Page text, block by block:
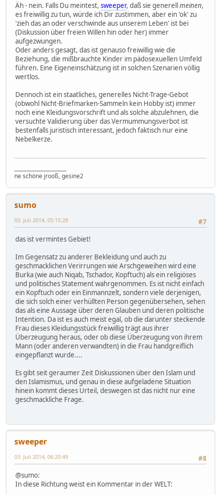
Äh - nein. Falls Du meintest, sweeper, daß sie generellmeinen,
es freiwillig zu tun, würde ich Dir zustimmen, aber ein 'ok' zu
'zieh das an oder verschwinde aus unserem Leben' ist bei
(Diskussion über freien Willen hin oder her) immer
aufgezwungen.
Oder anders gesagt, das ist genauso freiwillig wie die
Beziehung, die mißbrauchte Kinder im pädosexuellen Umfeld
führen. Eine Eigeneinschätzung ist in solchen Szenarien völlig
wertlos.
Dennoch ist ein staatliches, generelles Nicht-Trage-Gebot
(obwohl Nicht-Briefmarken-Sammeln kein Hobby ist) immer
noch eine Kleidungsvorschrift und als solche abzulehnen, die
versuchte Validierung über das Vermummungsverbot ist
bestenfalls juristisch interessant, jedoch faktisch nur eine
Nebelkerze.
ne schöne jrooß, gesine2
sumo
#7
03. Juli 2014, 05:15:28
das ist vermintes Gebiet!
Im Gegensatz zu anderer Bekleidung und auch zu
geschmacklichen Verirrungen wie Arschgeweihen wird eine
Burka (wie auch Niqab, Tschador, Kopftuch) als ein religiöses
und politisches Statement wahrgenommen. Es ist nicht einfach
ein Kopftuch oder ein Einmannzelt, sondern viele derjenigen,
die sich solch einer verhüllten Person gegenübersehen, sehen
das als eine Aussage über deren Glauben und deren politische
Intention. Da ist es auch meist egal, ob die darunter steckende
Frau dieses Kleidungsstück freiwillig trägt aus ihrer
Überzeugung heraus, oder ob diese Überzeugung von ihrem
Mann (oder anderen verwandten) in die Frau handgreiflich
eingepflanzt wurde....
Es gibt seit geraumer Zeit Diskussionen über den Islam und
den Islamismus, und genau in diese aufgeladene Situation
hinein kommt dieses Urteil, deswegen ist das nicht nur eine
geschmackliche Frage.
sweeper
#8
03. Juli 2014, 06:20:49
@sumo:
In diese Richtung weist ein Kommentar in der WELT: